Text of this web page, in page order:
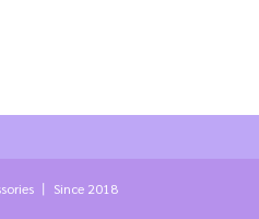
丨 Since 2018